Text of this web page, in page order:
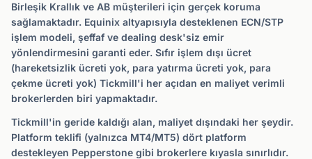
Birleşik Krallık ve AB müşterileri için gerçek koruma
sağlamaktadır. Equinix altyapısıyla desteklenen ECN/STP
işlem modeli, şeffaf ve dealing desk'siz emir
yönlendirmesini garanti eder. Sıfır işlem dışı ücret
(hareketsizlik ücreti yok, para yatırma ücreti yok, para
çekme ücreti yok) Tickmill'i her açıdan en maliyet verimli
brokerlerden biri yapmaktadır.
Tickmill'in geride kaldığı alan, maliyet dışındaki her şeydir.
Platform teklifi (yalnızca MT4/MT5) dört platform
destekleyen Pepperstone gibi brokerlere kıyasla sınırlıdır.